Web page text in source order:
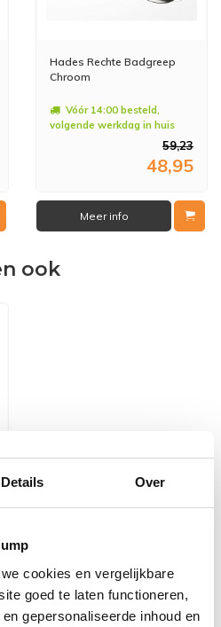
Details Over
cookies en vergelijkbare
goed te laten functioneren,
gepersonaliseerde inhoud en
Hades Rechte Badgreep
Chroom
Vóór 14:00 besteld,
volgende werkdag in huis
59,23
48,95
Meer info
ook